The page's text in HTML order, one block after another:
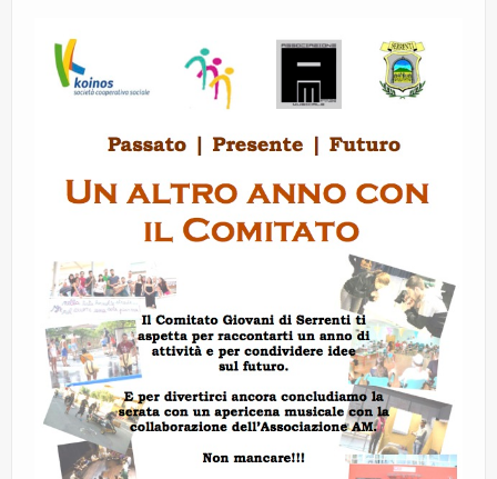
CE.RI.FORM
CONTATTI
Whistleblowing
Lavora con noi
Centro Antiviolenza “Feminas” | PLUS Sanluri –